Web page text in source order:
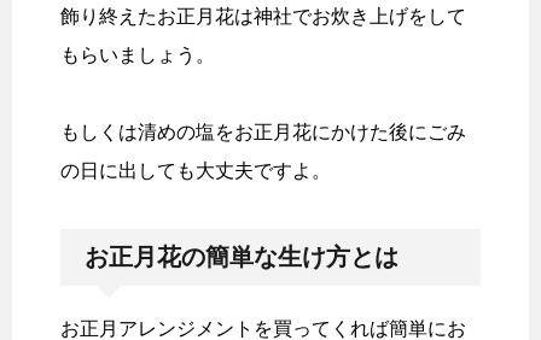
飾り終えたお正月花は神社でお炊き上げをして
もらいましょう。
もしくは清めの塩をお正月花にかけた後にごみ
の日に出しても大丈夫ですよ。
お正月花の簡単な生け方とは
お正月アレンジメントを買ってくれば簡単にお